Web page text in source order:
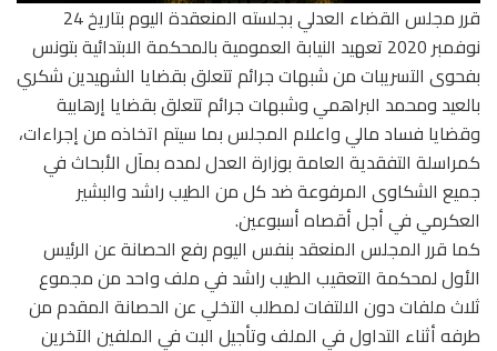
قرر مجلس القضاء العدلي بجلسته المنعقدة اليوم بتاريخ 24
نوفمبر 2020 تعهيد النيابة العمومية بالمحكمة الابتدائية بتونس
بفحوى التسريبات من شبهات جرائم تتعلق بقضايا الشهيدين شكري
بالعيد ومحمد البراهمي وشبهات جرائم تتعلق بقضايا إرهابية
وقضايا فساد مالي واعلام المجلس بما سيتم اتخاذه من إجراءات،
كمراسلة التفقدية العامة بوزارة العدل لمده بمآل الأبحاث في
جميع الشكاوى المرفوعة ضد كل من الطيب راشد والبشير
العكرمي في أجل أقصاه أسبوعين.
كما قرر المجلس المنعقد بنفس اليوم رفع الحصانة عن الرئيس
الأول لمحكمة التعقيب الطيب راشد في ملف واحد من مجموع
ثلاث ملفات دون الالتفات لمطلب التخلي عن الحصانة المقدم من
طرفه أثناء التداول في الملف وتأجيل البت في الملفين الآخرين